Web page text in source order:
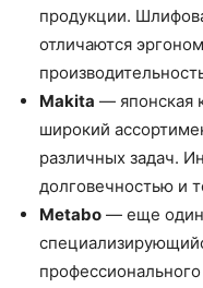
продукции.
отличаются
Makita — японская
широкий
различных задач.
долговечностью и
Metabo — еще